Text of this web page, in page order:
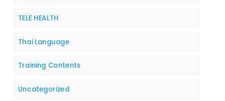
TELE HEALTH
Thai Language
Training Contents
Uncategorized